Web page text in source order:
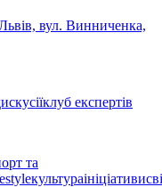
вул. Винниченка,
клуб експертів
та
культураініціативи